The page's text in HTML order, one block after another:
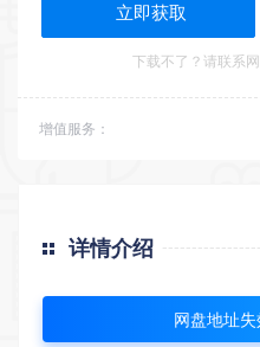
立即获取
下载不了？请联系
增值服务：
详情介绍
网盘地址